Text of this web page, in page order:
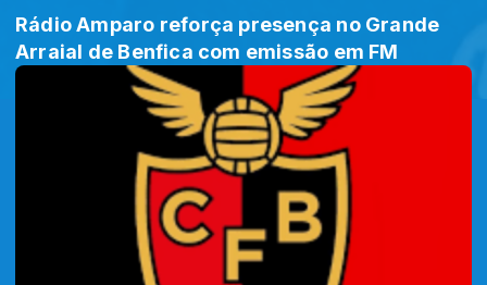
Rádio Amparo reforça presença no Grande
Arraial de Benfica com emissão em FM